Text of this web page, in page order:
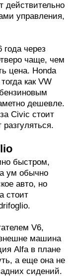
действительно
управления,
через
чаще, чем
цена. Honda
как VW
дешевле.
Civic стоит
быстром,
ум обычно
авто, но
стоит
V6,
машина
Alfa в плане
а еще она не
сидений.